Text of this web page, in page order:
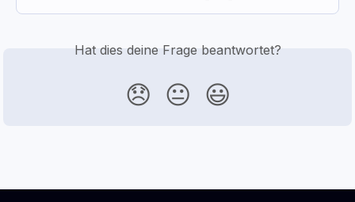
Hat dies deine Frage beantwortet?
😞 😐 😃